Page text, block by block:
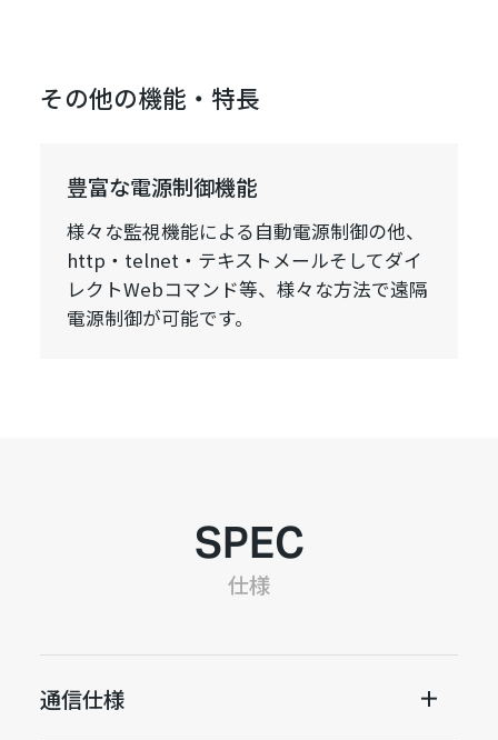
その他の機能・特長
豊富な電源制御機能
様々な監視機能による自動電源制御の他、
http・telnet・テキストメールそしてダイ
レクトWebコマンド等、様々な方法で遠隔
電源制御が可能です。
SPEC
仕様
通信仕様